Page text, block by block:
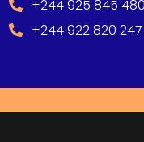
+244 925 845
+244 922 820 247